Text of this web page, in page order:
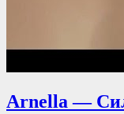
Arnella —